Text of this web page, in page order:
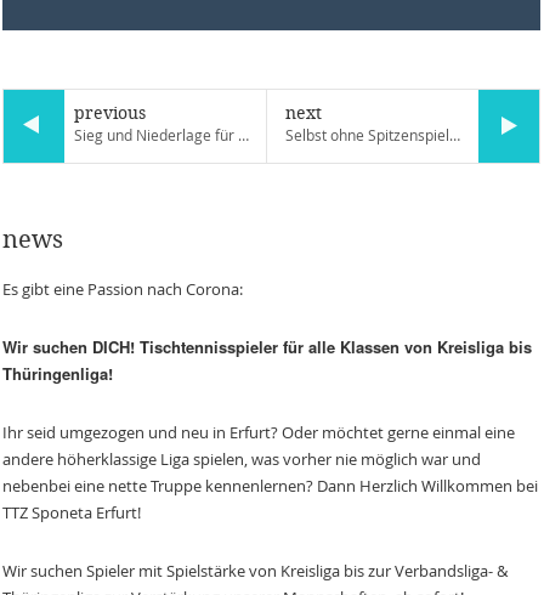
previous
Sieg und Niederlage für 3. Herrenmannschaft
next
Selbst ohne Spitzenspieler - Sieg in der Relegation
news
Es gibt eine Passion nach Corona:
Wir suchen DICH! Tischtennisspieler für alle Klassen von Kreisliga bis
Thüringenliga!
Ihr seid umgezogen und neu in Erfurt? Oder möchtet gerne einmal eine
andere höherklassige Liga spielen, was vorher nie möglich war und
nebenbei eine nette Truppe kennenlernen? Dann Herzlich Willkommen bei
TTZ Sponeta Erfurt!
Wir suchen Spieler mit Spielstärke von Kreisliga bis zur Verbandsliga- &